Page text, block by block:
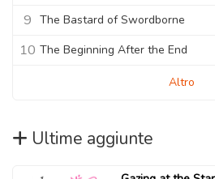
9 The Bastard of Swordborne
10 The Beginning After the End
Altro
Ultime aggiunte